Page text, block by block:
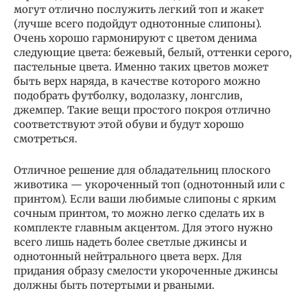
могут отлично послужить легкий топ и жакет
(лучше всего подойдут однотонные слипоны).
Очень хорошо гармонируют с цветом денима
следующие цвета: бежевый, белый, оттенки серого,
пастельные цвета. Именно таких цветов может
быть верх наряда, в качестве которого можно
подобрать футболку, водолазку, лонгслив,
джемпер. Такие вещи простого покроя отлично
соответствуют этой обуви и будут хорошо
смотреться.
Отличное решение для обладательниц плоского
животика — укороченный топ (однотонный или с
принтом). Если ваши любимые слипоны с ярким
сочным принтом, то можно легко сделать их в
комплекте главным акцентом. Для этого нужно
всего лишь надеть более светлые джинсы и
однотонный нейтрального цвета верх. Для
придания образу смелости укороченные джинсы
должны быть потертыми и рваными.